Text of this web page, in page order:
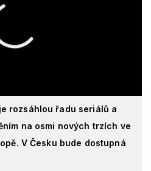
rozsáhlou řadu seriálů a
na osmi nových trzích ve
V Česku bude dostupná